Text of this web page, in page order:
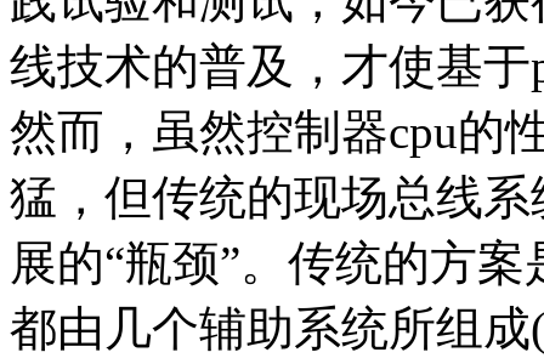
线技术的普及，才使基
然而，虽然控制器cpu的
猛，但传统的现场总线
展的“瓶颈”。传统的方
都由几个辅助系统所组